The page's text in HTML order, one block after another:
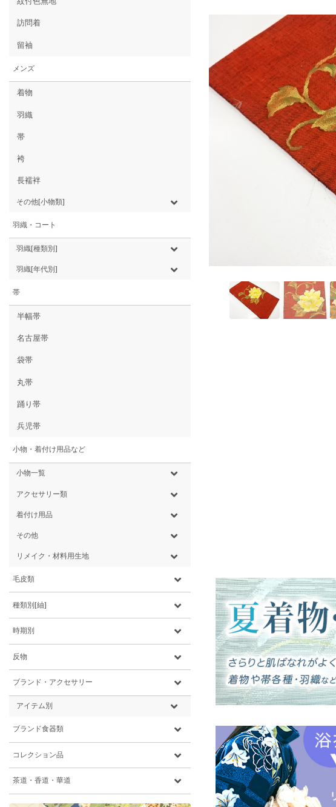
訪問着
留袖
メンズ
着物
羽織
帯
袴
長襦袢
その他[小物類]
羽織・コート
羽織[種類別]
羽織[年代別]
帯
半幅帯
名古屋帯
袋帯
丸帯
踊り帯
兵児帯
小物・着付け用品など
小物一覧
アクセサリー類
着付け用品
その他
リメイク・材料用生地
毛皮類
種類別[紬]
時期別
反物
ブランド・アクセサリー
アイテム別
ブランド食器類
コレクション品
茶道・香道・華道